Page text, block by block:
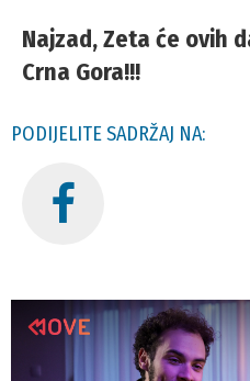
Najzad, Zeta će ovih
Crna Gora!!!
PODIJELITE SADRŽAJ NA: